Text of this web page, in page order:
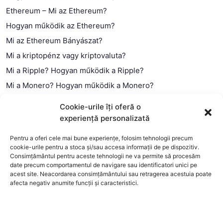
Cookie-urile îți oferă o
experiență personalizată
Pentru a oferi cele mai bune experiențe, folosim tehnologii precum
cookie-urile pentru a stoca și/sau accesa informații de pe dispozitiv.
Consimțământul pentru aceste tehnologii ne va permite să procesăm
date precum comportamentul de navigare sau identificatori unici pe
acest site. Neacordarea consimțământului sau retragerea acestuia poate
afecta negativ anumite funcții și caracteristici.
Ethereum – Mi az Ethereum?
Hogyan működik az Ethereum?
Mi az Ethereum Bányászat?
Mi a kriptopénz vagy kriptovaluta?
Mi a Ripple? Hogyan működik a Ripple?
Mi a Monero? Hogyan működik a Monero?
Mi a blokklánc (technológia)?